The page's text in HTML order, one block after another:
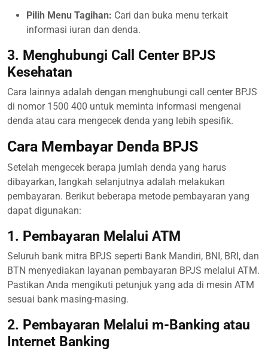
Pilih Menu Tagihan: Cari dan buka menu terkait
informasi iuran dan denda.
3. Menghubungi Call Center BPJS
Kesehatan
Cara lainnya adalah dengan menghubungi call center BPJS
di nomor 1500 400 untuk meminta informasi mengenai
denda atau cara mengecek denda yang lebih spesifik.
Cara Membayar Denda BPJS
Setelah mengecek berapa jumlah denda yang harus
dibayarkan, langkah selanjutnya adalah melakukan
pembayaran. Berikut beberapa metode pembayaran yang
dapat digunakan:
1. Pembayaran Melalui ATM
Seluruh bank mitra BPJS seperti Bank Mandiri, BNI, BRI, dan
BTN menyediakan layanan pembayaran BPJS melalui ATM.
Pastikan Anda mengikuti petunjuk yang ada di mesin ATM
sesuai bank masing-masing.
2. Pembayaran Melalui m-Banking atau
Internet Banking